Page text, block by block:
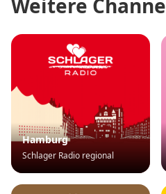
Weitere
Hamburg
Schlager Radio regional